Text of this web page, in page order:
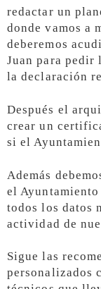
redactar un
donde vamos a
deberemos
Juan para pedir
la declaración
Después el
crear un
si el
Además
el
todos los datos
actividad de
Sigue las
personalizados